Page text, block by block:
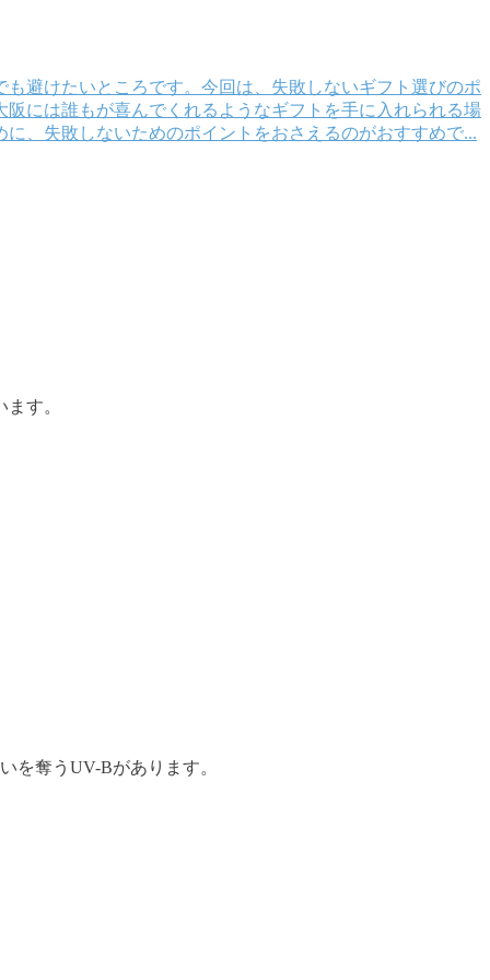
避けたいところです。今回は、失敗しないギフト選びのポ
には誰もが喜んでくれるようなギフトを手に入れられる場
、失敗しないためのポイントをおさえるのがおすすめで...
す。
を奪うUV-Bがあります。